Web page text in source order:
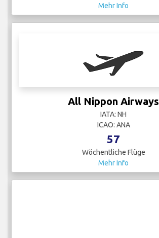
Mehr Info
All Nippon Airways
IATA: NH
ICAO: ANA
57
Wöchentliche Flüge
Mehr Info